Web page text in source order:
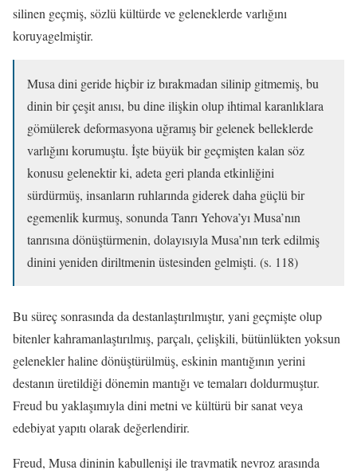
silinen geçmiş, sözlü kültürde ve geleneklerde varlığını
koruyagelmiştir.
Musa dini geride hiçbir iz bırakmadan silinip gitmemiş, bu
dinin bir çeşit anısı, bu dine ilişkin olup ihtimal karanlıklara
gömülerek deformasyona uğramış bir gelenek belleklerde
varlığını korumuştu. İşte büyük bir geçmişten kalan söz
konusu gelenektir ki, adeta geri planda etkinliğini
sürdürmüş, insanların ruhlarında giderek daha güçlü bir
egemenlik kurmuş, sonunda Tanrı Yehova’yı Musa’nın
tanrısına dönüştürmenin, dolayısıyla Musa’nın terk edilmiş
dinini yeniden diriltmenin üstesinden gelmişti. (s. 118)
Bu süreç sonrasında da destanlaştırılmıştır, yani geçmişte olup
bitenler kahramanlaştırılmış, parçalı, çelişkili, bütünlükten yoksun
gelenekler haline dönüştürülmüş, eskinin mantığının yerini
destanın üretildiği dönemin mantığı ve temaları doldurmuştur.
Freud bu ­yaklaşımıyla dini metni ve kültürü bir sanat veya
edebiyat yapıtı olarak değerlendirir.
Freud, Musa dininin kabullenişi ile travmatik nevroz arasında